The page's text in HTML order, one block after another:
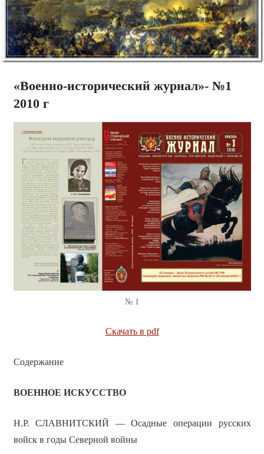
«Военно-исторический журнал»- №1
2010 г
№ 1
Скачать в pdf
Содержание
ВОЕННОЕ ИСКУССТВО
Н.Р. СЛАВНИТСКИЙ — Осадные операции русских
войск в годы Северной войны